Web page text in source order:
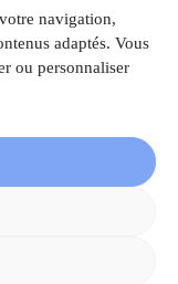
navigation,
adaptés. Vous
ou personnaliser
|